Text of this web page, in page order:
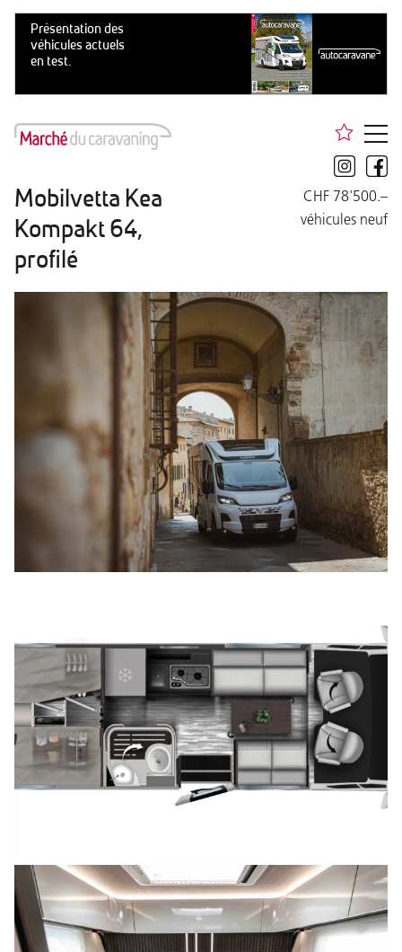
Mobilvetta Kea
Kompakt 64,
profilé
CHF 78'500.–
véhicules neuf